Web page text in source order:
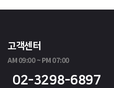
고객센터
AM 09:00 ~ PM 07:00
02-3298-6897